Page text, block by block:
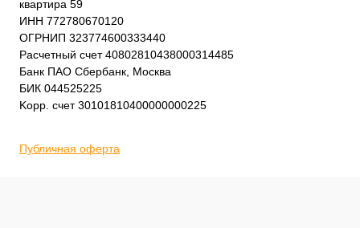
квартира 59
ИНН 772780670120
ОГРНИП 323774600333440
Расчетный счет 40802810438000314485
Банк ПАО Сбербанк, Москва
БИК 044525225
Kорр. счет 30101810400000000225
Публичная оферта